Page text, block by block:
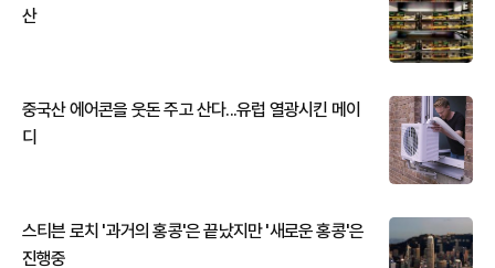
산
중국산 에어콘을 웃돈 주고 산다...유럽 열광시킨 메이
디
스티븐 로치 '과거의 홍콩'은 끝났지만 '새로운 홍콩'은
진행중